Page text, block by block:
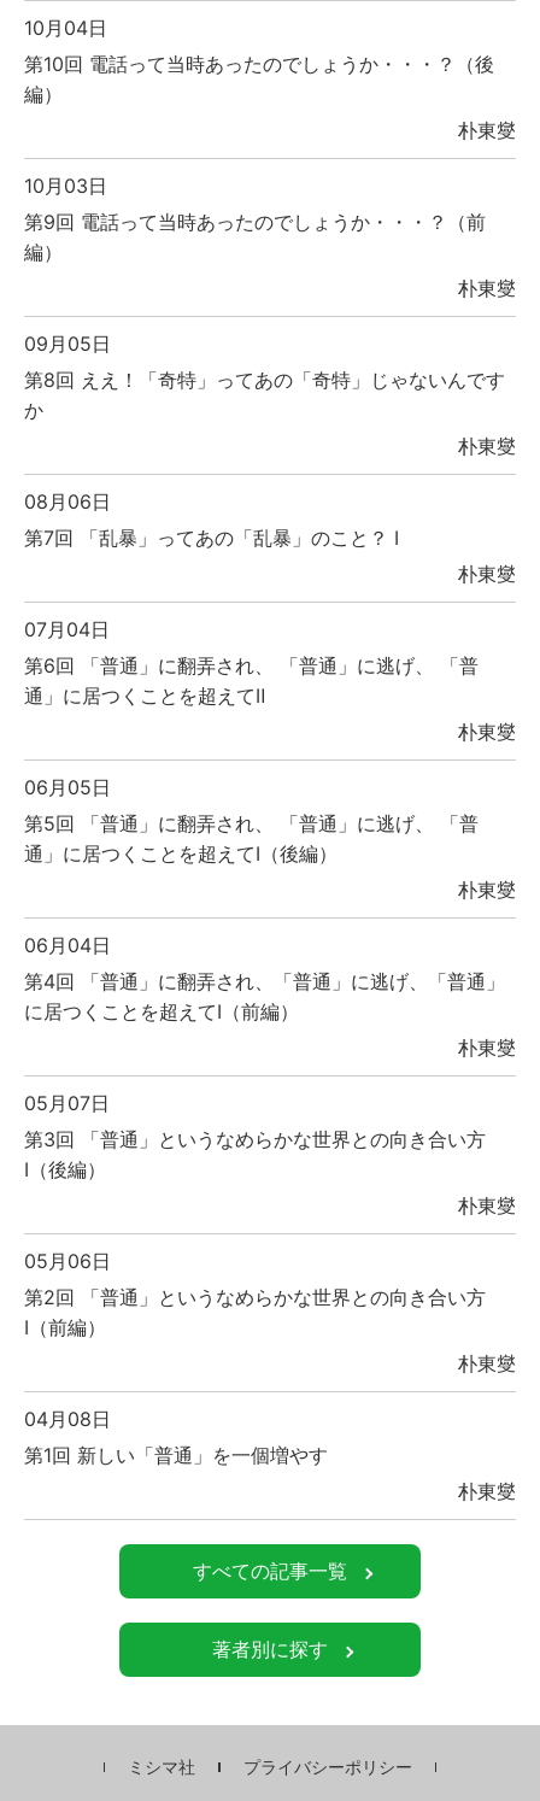
10月04日
第10回 電話って当時あったのでしょうか・・・？（後
編）
朴東燮
10月03日
第9回 電話って当時あったのでしょうか・・・？（前
編）
朴東燮
09月05日
第8回 ええ！「奇特」ってあの「奇特」じゃないんです
か
朴東燮
08月06日
第7回 「乱暴」ってあの「乱暴」のこと？ Ⅰ
朴東燮
07月04日
第6回 「普通」に翻弄され、 「普通」に逃げ、 「普
通」に居つくことを超えてⅡ
朴東燮
06月05日
第5回 「普通」に翻弄され、 「普通」に逃げ、 「普
通」に居つくことを超えてⅠ（後編）
朴東燮
06月04日
第4回 「普通」に翻弄され、「普通」に逃げ、「普通」
に居つくことを超えてⅠ（前編）
朴東燮
05月07日
第3回 「普通」というなめらかな世界との向き合い方
Ⅰ（後編）
朴東燮
05月06日
第2回 「普通」というなめらかな世界との向き合い方
Ⅰ（前編）
朴東燮
04月08日
第1回 新しい「普通」を一個増やす
朴東燮
すべての記事一覧
著者別に探す
ミシマ社 プライバシーポリシー